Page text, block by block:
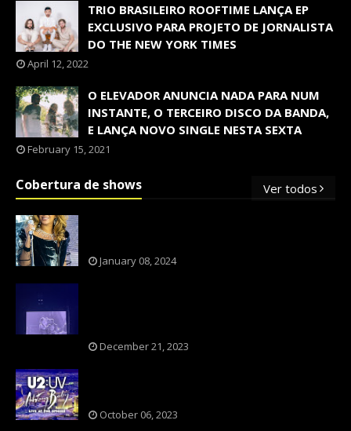
TRIO BRASILEIRO ROOFTIME LANÇA EP
EXCLUSIVO PARA PROJETO DE JORNALISTA
DO THE NEW YORK TIMES
April 12, 2022
O ELEVADOR ANUNCIA NADA PARA NUM
INSTANTE, O TERCEIRO DISCO DA BANDA,
E LANÇA NOVO SINGLE NESTA SEXTA
February 15, 2021
Cobertura de shows Ver todos
January 08, 2024
December 21, 2023
October 06, 2023